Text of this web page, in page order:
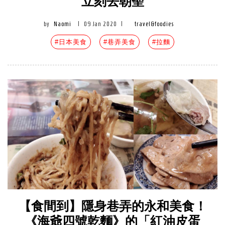
by Naomi 09 Jan 2020 travel&foodies
#日本美食 #巷弄美食 #拉麵
【食間到】隱身巷弄的永和美食！
《海爺四號乾麵》的「紅油皮蛋